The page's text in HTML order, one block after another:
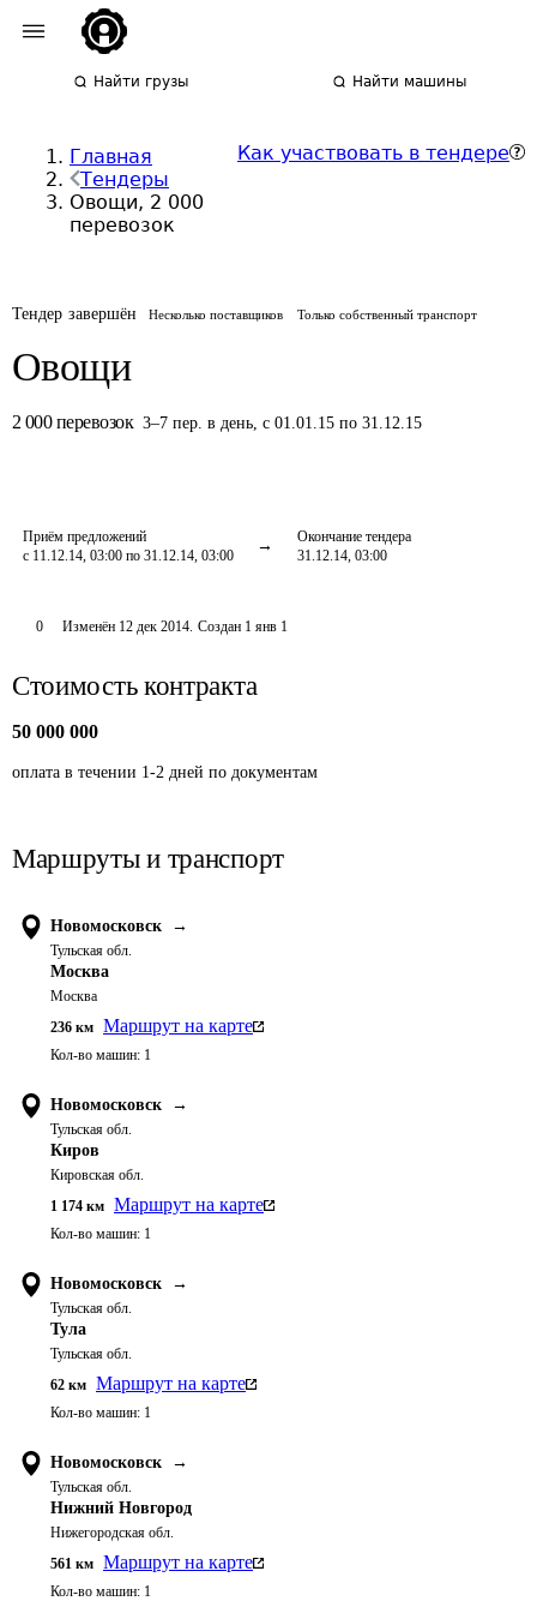
Найти грузы Найти машины
Главная
Тендеры
Овощи, 2 000
перевозок
Как участвовать в тендере
Тендер завершён Несколько поставщиков Только собственный транспорт
Овощи
2 000 перевозок 3–7 пер. в день,с 01.01.15 по 31.12.15
Приём предложений
с 11.12.14, 03:00 по 31.12.14, 03:00
Окончание тендера
31.12.14, 03:00
0 Изменён 12 дек 2014. Создан 1 янв 1
Стоимость контракта
50 000 000
оплата в течении 1-2 дней по документам
Маршруты и транспорт
Новомосковск →
Тульская обл.
Москва
Москва
236 км Маршрут на карте
Кол-во машин: 1
Новомосковск →
Тульская обл.
Киров
Кировская обл.
1 174 км Маршрут на карте
Кол-во машин: 1
Новомосковск →
Тульская обл.
Тула
Тульская обл.
62 км Маршрут на карте
Кол-во машин: 1
Новомосковск →
Тульская обл.
Нижний Новгород
Нижегородская обл.
561 км Маршрут на карте
Кол-во машин: 1